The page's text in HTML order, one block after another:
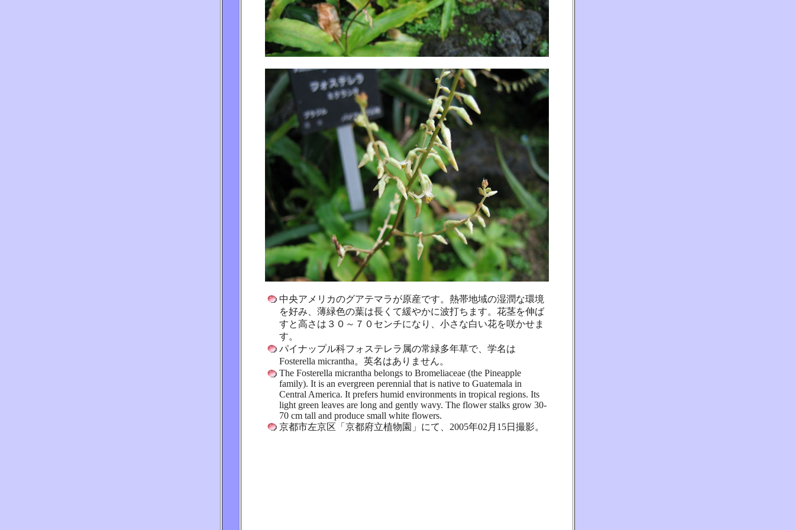
中央アメリカのグアテマラが原産です。熱帯地域の湿潤な環境
を好み、薄緑色の葉は長くて緩やかに波打ちます。花茎を伸ば
すと高さは３０～７０センチになり、小さな白い花を咲かせま
す。
パイナップル科フォステレラ属の常緑多年草で、学名は
Fosterella micrantha。英名はありません。
The Fosterella micrantha belongs to Bromeliaceae (the Pineapple
family). It is an evergreen perennial that is native to Guatemala in
Central America. It prefers humid environments in tropical regions. Its
light green leaves are long and gently wavy. The flower stalks grow 30-
70 cm tall and produce small white flowers.
京都市左京区「京都府立植物園」にて、2005年02月15日撮影。